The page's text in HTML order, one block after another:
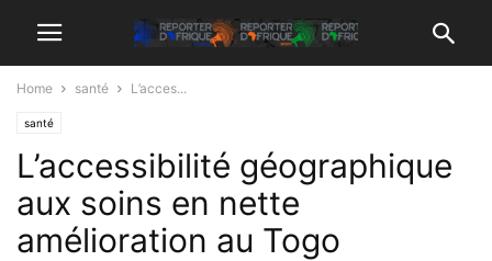
Home santé L’acces...
santé
L’accessibilité géographique
aux soins en nette
amélioration au Togo